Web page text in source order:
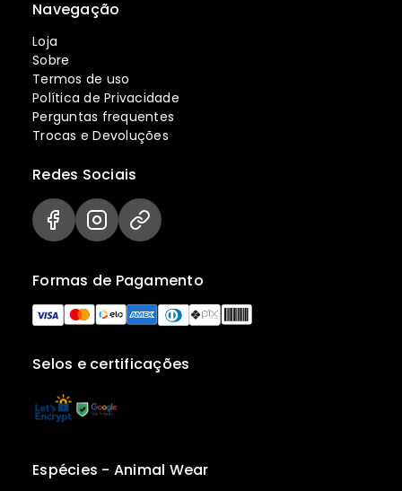
Navegação
Loja
Sobre
Termos de uso
Política de Privacidade
Perguntas frequentes
Trocas e Devoluções
Selos e certificações
Formas de Pagamento
Redes Sociais
Espécies - Animal Wear